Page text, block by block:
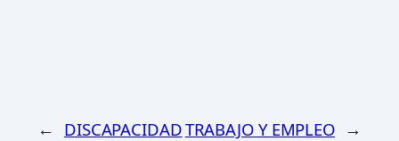
← DISCAPACIDADTRABAJO Y EMPLEO →